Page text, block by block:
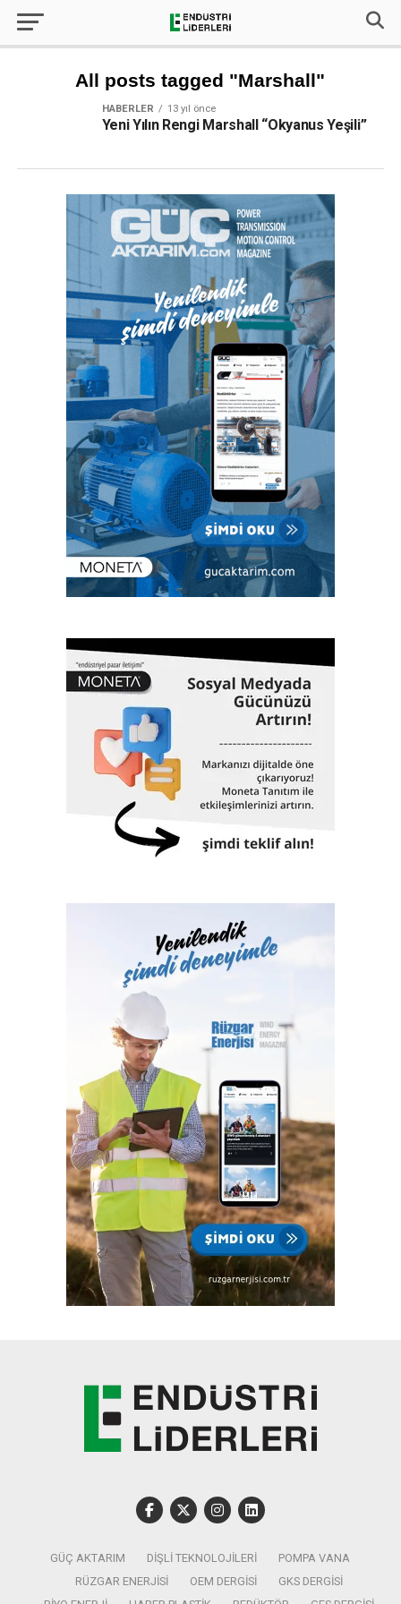
All posts tagged "Marshall"
HABERLER 13 yıl önce
Yeni Yılın Rengi Marshall “Okyanus Yeşili”
GÜÇ AKTARIM DIŞLI TEKNOLOJILERI
POMPA VANA
RÜZGAR ENERJISI
OEM DERGISI
GKS DERGISI